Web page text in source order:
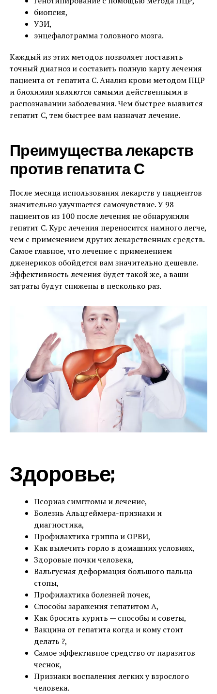
биопсия,
УЗИ,
энцефалограмма головного мозга.
Каждый из этих методов позволяет поставить
точный диагноз и составить полную карту лечения
пациента от гепатита C. Анализ крови методом ПЦР
и биохимия являются самыми действенными в
распознавании заболевания. Чем быстрее выявится
гепатит C, тем быстрее вам назначат лечение.
Преимущества лекарств
против гепатита С
После месяца использования лекарств у пациентов
значительно улучшается самочувствие. У 98
пациентов из 100 после лечения не обнаружили
гепатит C. Курс лечения переносится намного легче,
чем с применением других лекарственных средств.
Самое главное, что лечение с применением
дженериков обойдется вам значительно дешевле.
Эффективность лечения будет такой же, а ваши
затраты будут снижены в несколько раз.
Здоровье;
Псориаз симптомы и лечение,
Болезнь Альцгеймера-признаки и
диагностика,
Профилактика гриппа и ОРВИ,
Как вылечить горло в домашних условиях,
Здоровые почки человека,
Вальгусная деформация большого пальца
стопы,
Профилактика болезней почек,
Способы заражения гепатитом А,
Как бросить курить — способы и советы,
Вакцина от гепатита когда и кому стоит
делать ?,
Самое эффективное средство от паразитов
чеснок,
Признаки воспаления легких у взрослого
человека.